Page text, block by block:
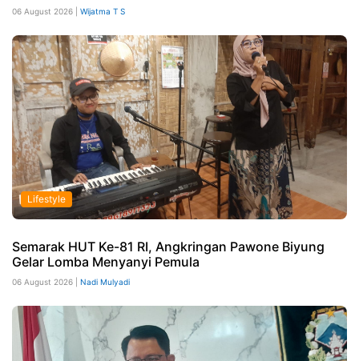
06 August 2026 | Wijatma T S
Lifestyle
Semarak HUT Ke-81 RI, Angkringan Pawone Biyung
Gelar Lomba Menyanyi Pemula
06 August 2026 | Nadi Mulyadi